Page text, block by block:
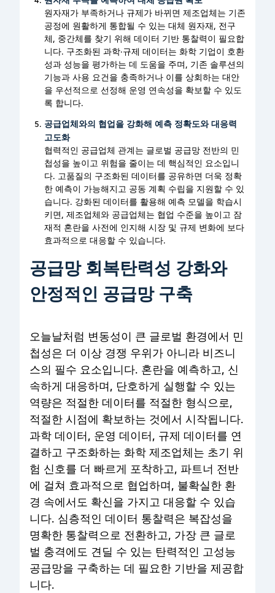
원자재가 부족하거나 규제가 바뀌면 제조업체는 기존
공정에 원활하게 통합될 수 있는 대체 원자재, 전구
체, 중간체를 찾기 위해 데이터 기반 통찰력이 필요합
니다. 구조화된 과학·규제 데이터는 화학 기업이 호환
성과 성능을 평가하는 데 도움을 주며, 기존 솔루션의
기능과 사용 요건을 충족하거나 이를 상회하는 대안
을 우선적으로 선정해 운영 연속성을 확보할 수 있도
록 합니다.
공급업체와의 협업을 강화해 예측 정확도와 대응력
고도화
협력적인 공급업체 관계는 글로벌 공급망 전반의 민
첩성을 높이고 위험을 줄이는 데 핵심적인 요소입니
다. 고품질의 구조화된 데이터를 공유하면 더욱 정확
한 예측이 가능해지고 공동 계획 수립을 지원할 수 있
습니다. 강화된 데이터를 활용해 예측 모델을 학습시
키면, 제조업체와 공급업체는 협업 수준을 높이고 잠
재적 혼란을 사전에 인지해 시장 및 규제 변화에 보다
효과적으로 대응할 수 있습니다.
공급망 회복탄력성 강화와
안정적인 공급망 구축
오늘날처럼 변동성이 큰 글로벌 환경에서 민
첩성은 더 이상 경쟁 우위가 아니라 비즈니
스의 필수 요소입니다. 혼란을 예측하고, 신
속하게 대응하며, 단호하게 실행할 수 있는
역량은 적절한 데이터를 적절한 형식으로,
적절한 시점에 확보하는 것에서 시작됩니다.
과학 데이터, 운영 데이터, 규제 데이터를 연
결하고 구조화하는 화학 제조업체는 초기 위
험 신호를 더 빠르게 포착하고, 파트너 전반
에 걸쳐 효과적으로 협업하며, 불확실한 환
경 속에서도 확신을 가지고 대응할 수 있습
니다. 심층적인 데이터 통찰력은 복잡성을
명확한 통찰력으로 전환하고, 가장 큰 글로
벌 충격에도 견딜 수 있는 탄력적인 고성능
공급망을 구축하는 데 필요한 기반을 제공합
니다.